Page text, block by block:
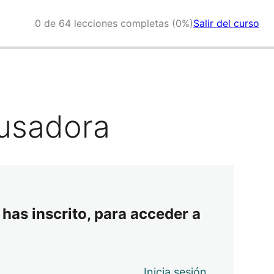
0 de 64 lecciones completas (0%)Salir del curso
inscrito, para acceder a